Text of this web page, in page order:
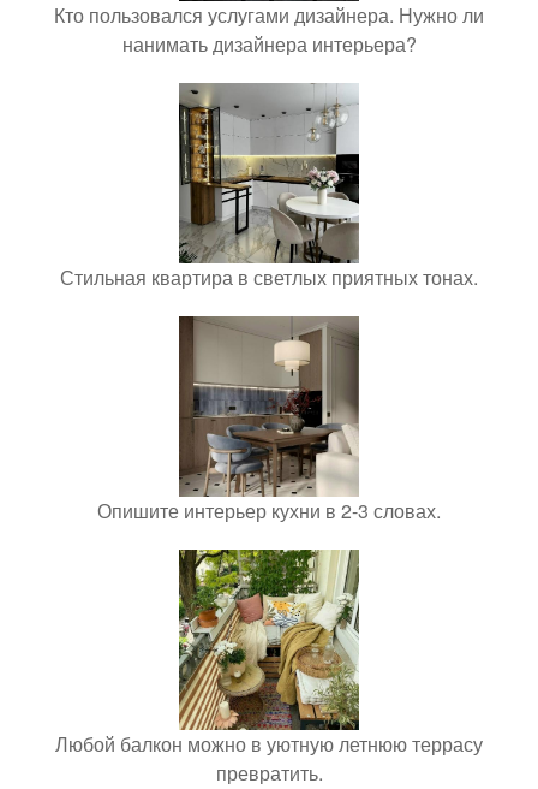
Кто пользовался услугами дизайнера. Нужно ли
нанимать дизайнера интерьера?
Стильная квартира в светлых приятных тонах.
Опишите интерьер кухни в 2-3 словах.
Любой балкон можно в уютную летнюю террасу
превратить.